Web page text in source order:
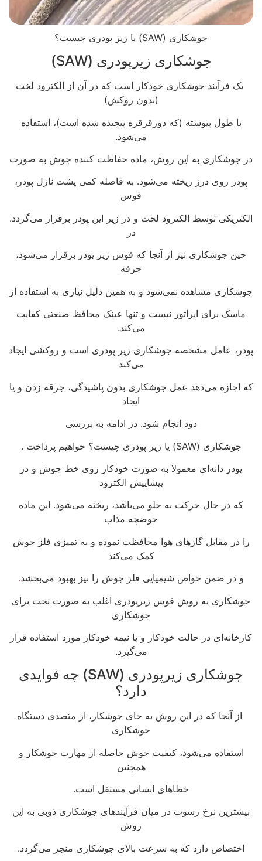
جوشکاری (SAW) یا زیر پودری چیست؟
جوشکاری زیرپودری (SAW)
یک فرآیند جوشکاری خودکار است که در آن از الکترود لخت
(بدون روکش)
با طول پیوسته (که دورقرقره پیچیده شده است)، استفاده
می‌شود.
در جوشکاری به این روش، ماده حفاظت کننده جوش به صورت
پودر روی درز ریخته می‌شود. به فاصله کمی پشت نازل پودر،
قوس
الکتریکی توسط الکترود لخت و در زیر این پودر برقرار می‌گردد.
در
حین جوشکاری نیز از آنجا که قوس زیر پودر برقرار می‌شود،
جرقه
جوشکاری مشاهده نمی‌شود و به همین دلیل نیازی به استفاده از
ماسک برای اپراتور نیست و تنها عینک محافظ صنعتی کفایت
می‌کند.
پودر، عامل مشخصه جوشکاری زیر پودری است و روکشی ایجاد
می‌کند
که اجازه می‌دهد عمل جوشکاری بدون پاشیدگی، جرقه زدن و یا
ایجاد
دود انجام شود. در ادامه به بررسی
جوشکاری (SAW) یا زیر پودری چیست؟ خواهیم پرداخت .
پودر دانه‌ای معمولا به صورت خودکار روی خط جوش و در
پیشاپیش الکترود
که در حال حرکت به جلو می‌باشد، ریخته می‌شود. این ماده
حوضچه مذاب
را در مقابل گازهای هوا محافظت نموده و به تمیزی فلز جوش
کمک می‌کند
و در ضمن خواص شیمیایی فلز جوش را نیز بهبود می‌بخشد.
جوشکاری به روش قوس زیرپودری اغلب به صورت تخت برای
جوشکاری
کارخانه‌ای در حالت خودکار و یا نیمه خودکار مورد استفاده قرار
می‌گیرد.
جوشکاری زیرپودری (SAW) چه فوایدی
دارد؟
از آنجا که در این روش به جای جوشکار، از متصدی دستگاه
جوشکاری
استفاده می‌شود، کیفیت جوش حاصله از مهارت جوشکار و
همچنین
خطاهای انسانی مستقل است.
بیشترین نرخ رسوب در میان فرآیندهای جوشکاری ذوبی به این
روش
اختصاص دارد که به سرعت بالای جوشکاری منجر می‌گردد.